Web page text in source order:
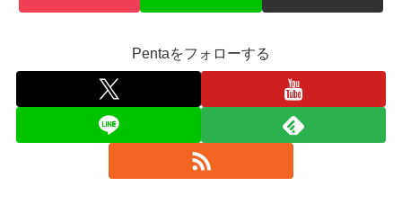
Pentaをフォローする